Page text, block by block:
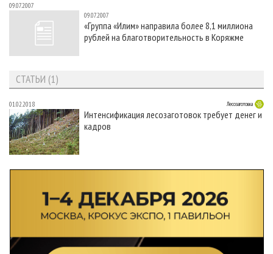
09.07.2007
09.07.2007
«Группа «Илим» направила более 8,1 миллиона
рублей на благотворительность в Коряжме
СТАТЬИ (1)
01.02.2018 Лесозаготовка
Интенсификация лесозаготовок требует денег и
кадров